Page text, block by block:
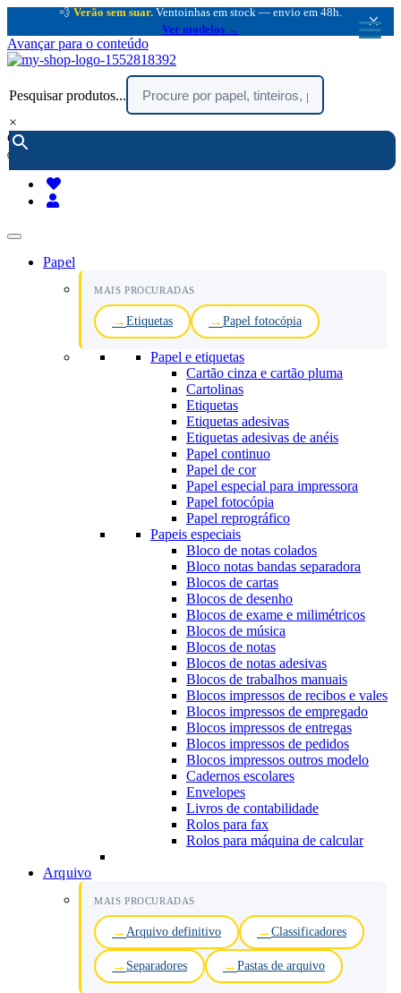
💨 Verão sem suar. Ventoinhas em stock — envio em 48h.
Ver modelos →
×
Avançar para o conteúdo
Pesquisar produtos...
×
encomendar por telefone :
(chamada rede fixa nacional)
Papel
MAIS PROCURADAS
Etiquetas Papel fotocópia
Papel e etiquetas
Cartão cinza e cartão pluma
Cartolinas
Etiquetas
Etiquetas adesivas
Etiquetas adesivas de anéis
Papel continuo
Papel de cor
Papel especial para impressora
Papel fotocópia
Papel reprográfico
Papeis especiais
Bloco de notas colados
Bloco notas bandas separadora
Blocos de cartas
Blocos de desenho
Blocos de exame e milimétricos
Blocos de música
Blocos de notas
Blocos de notas adesivas
Blocos de trabalhos manuais
Blocos impressos de recibos e vales
Blocos impressos de empregado
Blocos impressos de entregas
Blocos impressos de pedidos
Blocos impressos outros modelo
Cadernos escolares
Envelopes
Livros de contabilidade
Rolos para fax
Rolos para máquina de calcular
Arquivo
MAIS PROCURADAS
Arquivo definitivo Classificadores
Separadores Pastas de arquivo